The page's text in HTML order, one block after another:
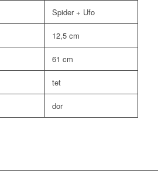
Spider + Ufo
12,5 cm
61 cm
tet
dor